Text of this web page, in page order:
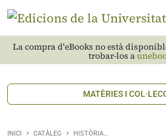
La compra d'eBooks no està
trobar-los a
MATÈRIES I
INICI CATÀLEG
HISTÒRIA…